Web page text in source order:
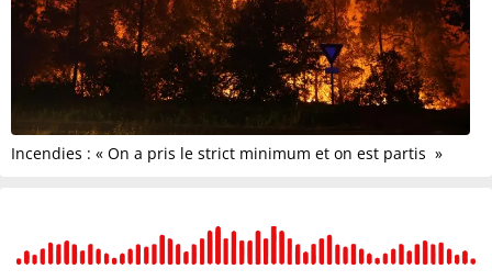
Incendies : « On a pris le strict minimum et on est partis »